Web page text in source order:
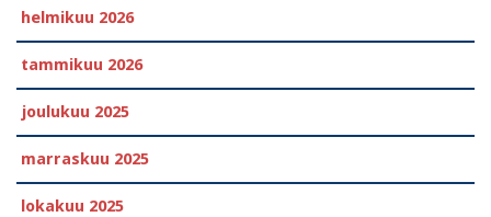
helmikuu 2026
tammikuu 2026
joulukuu 2025
marraskuu 2025
lokakuu 2025